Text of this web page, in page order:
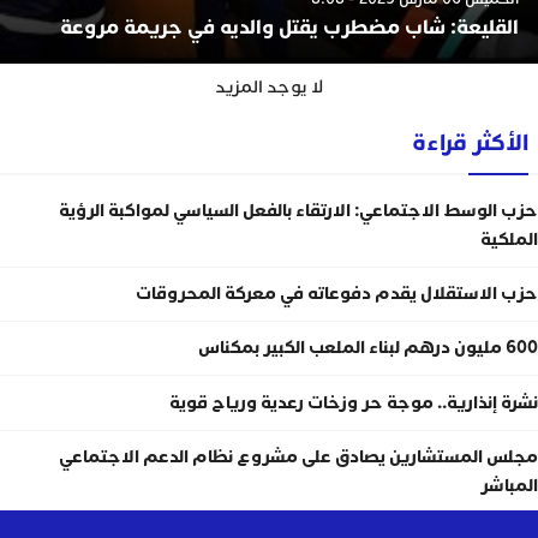
القليعة: شاب مضطرب يقتل والديه في جريمة مروعة
لا يوجد المزيد
الأكثر قراءة
حزب الوسط الاجتماعي: الارتقاء بالفعل السياسي لمواكبة الرؤية
الملكية
حزب الاستقلال يقدم دفوعاته في معركة المحروقات
600 مليون درهم لبناء الملعب الكبير بمكناس
نشرة إنذارية.. موجة حر وزخات رعدية ورياح قوية
مجلس المستشارين يصادق على مشروع نظام الدعم الاجتماعي
المباشر